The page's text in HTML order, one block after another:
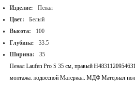
Изделие:
Пенал
Цвет:
Белый
Высота:
100
Глубина:
33.5
Ширина:
35
Пенал Laufen Pro S 35 см, правый
монтажа: подвесной Материал: МДФ Материал